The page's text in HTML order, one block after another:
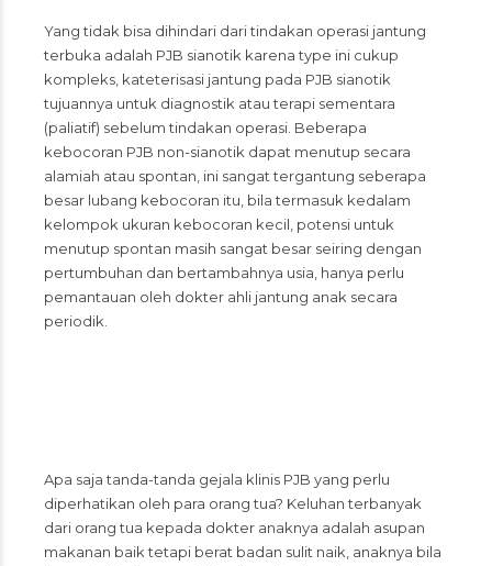
Yang tidak bisa dihindari dari tindakan operasi jantung
terbuka adalah PJB sianotik karena type ini cukup
kompleks, kateterisasi jantung pada PJB sianotik
tujuannya untuk diagnostik atau terapi sementara
(paliatif) sebelum tindakan operasi. Beberapa
kebocoran PJB non-sianotik dapat menutup secara
alamiah atau spontan, ini sangat tergantung seberapa
besar lubang kebocoran itu, bila termasuk kedalam
kelompok ukuran kebocoran kecil, potensi untuk
menutup spontan masih sangat besar seiring dengan
pertumbuhan dan bertambahnya usia, hanya perlu
pemantauan oleh dokter ahli jantung anak secara
periodik.
Apa saja tanda-tanda gejala klinis PJB yang perlu
diperhatikan oleh para orang tua? Keluhan terbanyak
dari orang tua kepada dokter anaknya adalah asupan
makanan baik tetapi berat badan sulit naik, anaknya bila